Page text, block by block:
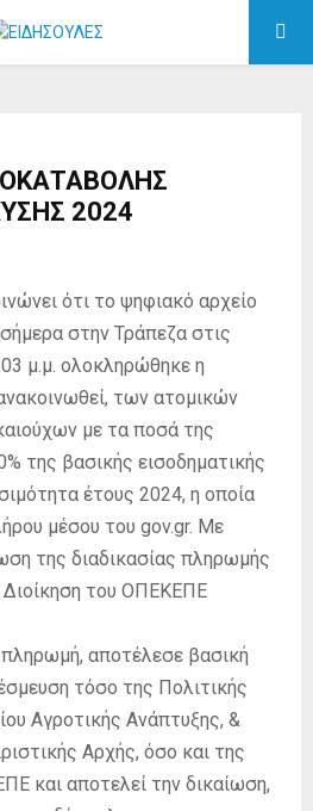
2024
ότι το ψηφιακό αρχείο
στην Τράπεζα στις
μ.μ. ολοκληρώθηκε η
των ατομικών
με τα ποσά της
της βασικής εισοδηματικής
έτους 2024, η οποία
μέσου του gov.gr. Με
της διαδικασίας πληρωμής
του ΟΠΕΚΕΠΕ
πληρωμή, αποτέλεσε βασική
τόσο της Πολιτικής
Αγροτικής Ανάπτυξης, &
Αρχής, όσο και της
και αποτελεί την δικαίωση,